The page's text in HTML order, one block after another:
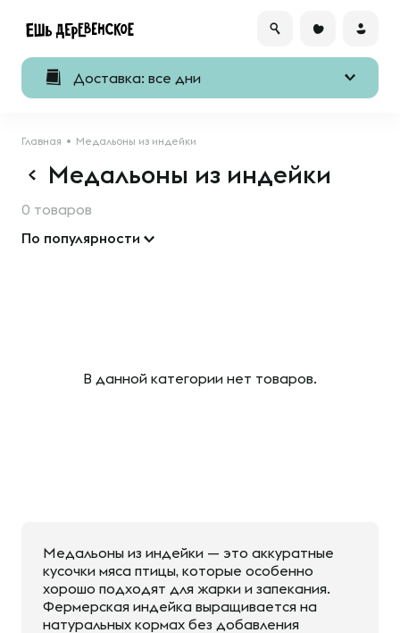
Доставка: все дни
Главная Медальоны из индейки
Медальоны из индейки
0 товаров
По популярности
В данной категории нет товаров.
Медальоны из индейки — это аккуратные
кусочки мяса птицы, которые особенно
хорошо подходят для жарки и запекания.
Фермерская индейка выращивается на
натуральных кормах без добавления